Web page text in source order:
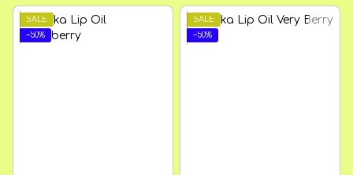
SALE
−50%
SALE
−50%